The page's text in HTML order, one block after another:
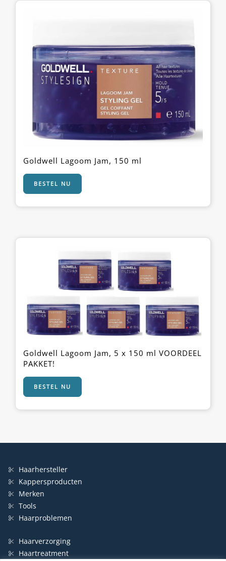
Goldwell Lagoom Jam, 150 ml
BESTEL NU
Goldwell Lagoom Jam, 5 x 150 ml VOORDEEL
PAKKET!
BESTEL NU
Haarhersteller
Kappersproducten
Merken
Tools
Haarproblemen
Haarverzorging
Haartreatment